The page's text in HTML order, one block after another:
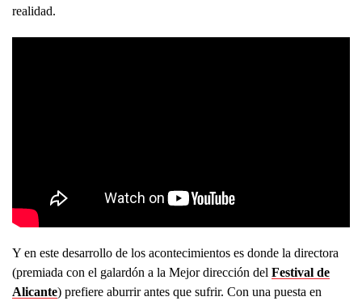
realidad.
Y en este desarrollo de los acontecimientos es donde la directora
(premiada con el galardón a la Mejor dirección del Festival de
Alicante) prefiere aburrir antes que sufrir. Con una puesta en